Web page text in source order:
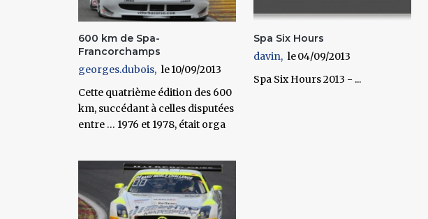
600 km de Spa-
Francorchamps
georges.dubois
10/09/2013
Cette quatrième édition des 600
km, succédant à celles disputées
entre … 1976 et 1978, était orga
Spa Six Hours
davin
04/09/2013
Spa Six Hours 2013 - ...